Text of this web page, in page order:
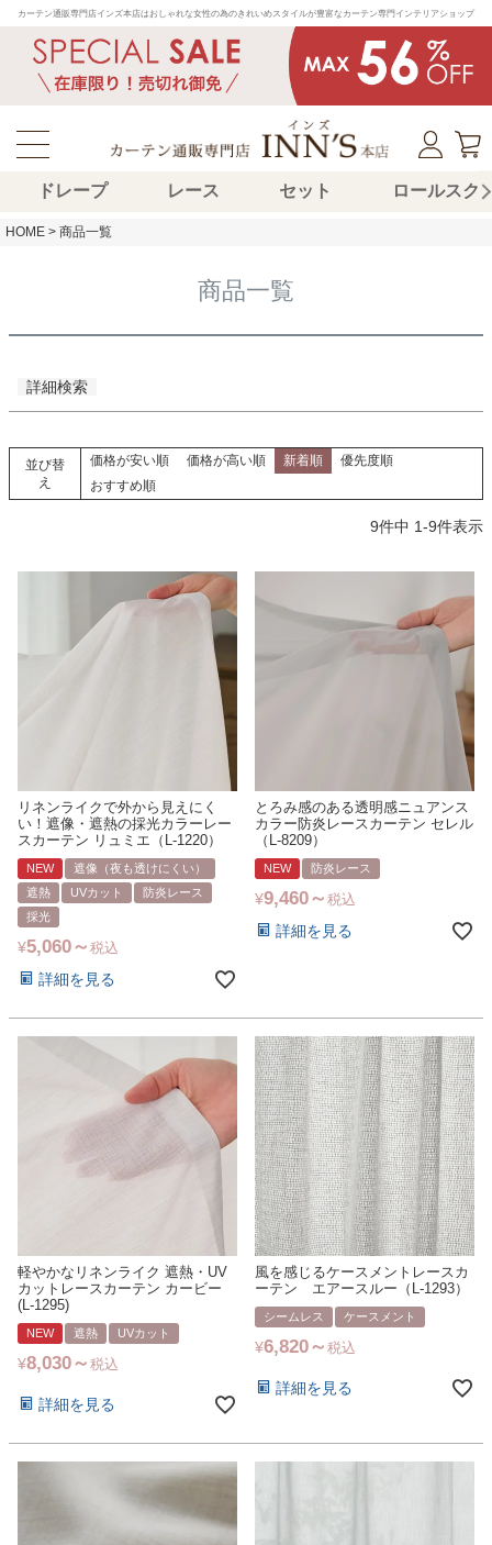
カーテン通販専門店インズ本店はおしゃれな女性の為のきれいめスタイルが豊富なカーテン専門インテリアショップ
ドレープ レース セット ロールスク
HOME 商品一覧
商品一覧
詳細検索
在庫なし商品
在庫なし商品を表示しない
商品番号/JANコード
新着順
価格が安い順
キーワードヒット順
検索
並び替
え
価格が安い順 価格が高い順 新着順
優先度順
おすすめ順
9件中 1-9件表示
リネンライクで外から見えにく
い！遮像・遮熱の採光カラーレー
スカーテン リュミエ（L-1220）
NEW
遮像（夜も透けにくい）
遮熱
UVカット
防炎レース
採光
¥5,060 税込
詳細を見る
とろみ感のある透明感ニュアンス
カラー防炎レースカーテン セレル
（L-8209）
NEW 防炎レース
¥9,460 税込
詳細を見る
軽やかなリネンライク 遮熱・UV
カットレースカーテン カービー
(L-1295)
NEW 遮熱 UVカット
¥8,030 税込
詳細を見る
風を感じるケースメントレースカ
ーテン エアースルー（L-1293）
シームレス ケースメント
¥6,820 税込
詳細を見る